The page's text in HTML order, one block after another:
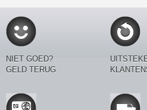
NIET GOED?
GELD TERUG